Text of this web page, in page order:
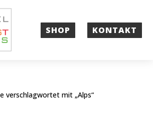
SHOP KONTAKT
verschlagwortet mit „Alps“